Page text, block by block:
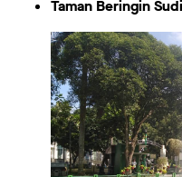
Taman Beringin